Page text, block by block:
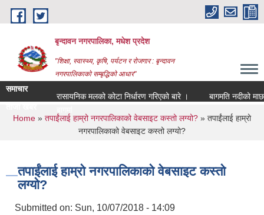
Skip to main content
बृन्दावन नगरपालिका, मधेश प्रदेश
"शिक्षा, स्वास्थ्य, कृषि, पर्यटन र रोजगार : बृन्दावन
नगरपालिकाको सम्बृद्धिको आधार"
समाचार
रासायनिक मलको कोटा निर्धारण गरिएको बारे ।
बागमति नदीको माछा
You are here
Home » तपाईंलाई हाम्रो नगरपालिकाको वेबसाइट कस्तो लग्यो? » तपाईंलाई हाम्रो
नगरपालिकाको वेबसाइट कस्तो लग्यो?
तपाईंलाई हाम्रो नगरपालिकाको वेबसाइट कस्तो
लग्यो?
Submitted on: Sun, 10/07/2018 - 14:09